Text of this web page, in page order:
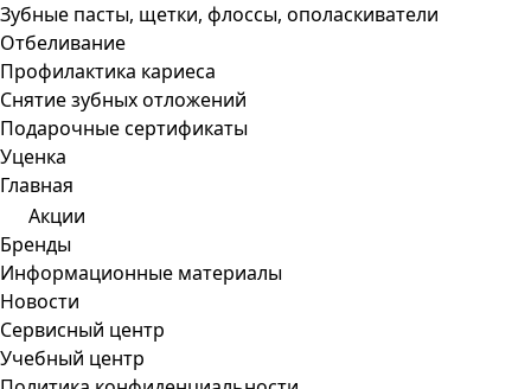
Зубные пасты, щетки, флоссы, ополаскиватели
Отбеливание
Профилактика кариеса
Снятие зубных отложений
Подарочные сертификаты
Уценка
Главная
Акции
Бренды
Информационные материалы
Новости
Сервисный центр
Учебный центр